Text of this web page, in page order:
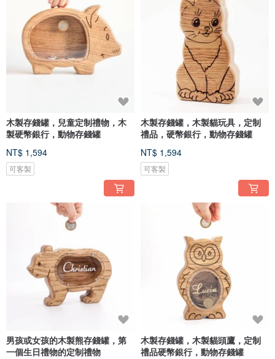
木製存錢罐，兒童定制禮物，木
製硬幣銀行，動物存錢罐
NT$ 1,594
可客製
木製存錢罐，木製貓玩具，定制
禮品，硬幣銀行，動物存錢罐
NT$ 1,594
可客製
男孩或女孩的木製熊存錢罐，第
一個生日禮物的定制禮物
木製存錢罐，木製貓頭鷹，定制
禮品硬幣銀行，動物存錢罐